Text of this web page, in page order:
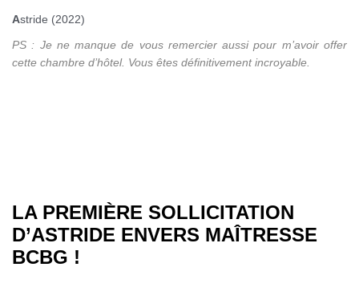
Astride (2022)
PS : Je ne manque de vous remercier aussi pour m’avoir offer
cette chambre d’hôtel. Vous êtes définitivement incroyable.
LA PREMIÈRE SOLLICITATION
D’ASTRIDE ENVERS MAÎTRESSE
BCBG !